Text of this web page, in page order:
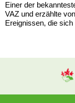
Einer der
VAZ und erzählte
Ereignissen, die